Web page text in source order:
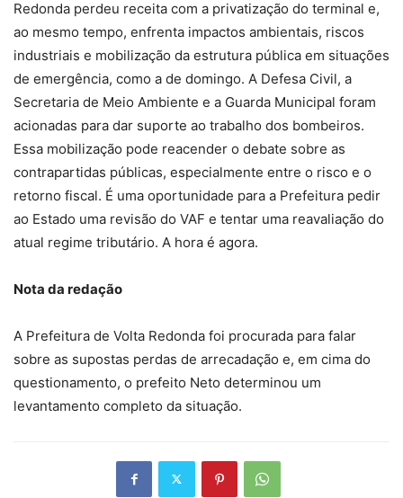
Redonda perdeu receita com a privatização do terminal e,
ao mesmo tempo, enfrenta impactos ambientais, riscos
industriais e mobilização da estrutura pública em situações
de emergência, como a de domingo. A Defesa Civil, a
Secretaria de Meio Ambiente e a Guarda Municipal foram
acionadas para dar suporte ao trabalho dos bombeiros.
Essa mobilização pode reacender o debate sobre as
contrapartidas públicas, especialmente entre o risco e o
retorno fiscal. É uma oportunidade para a Prefeitura pedir
ao Estado uma revisão do VAF e tentar uma reavaliação do
atual regime tributário. A hora é agora.
Nota da redação
A Prefeitura de Volta Redonda foi procurada para falar
sobre as supostas perdas de arrecadação e, em cima do
questionamento, o prefeito Neto determinou um
levantamento completo da situação.